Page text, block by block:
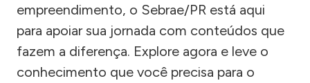
empreendimento, o Sebrae/PR está aqui
para apoiar sua jornada com conteúdos que
fazem a diferença. Explore agora e leve o
conhecimento que você precisa para o